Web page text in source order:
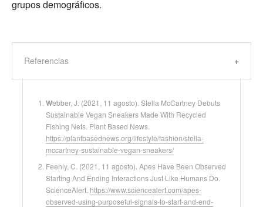
grupos demográficos.
Referencias
Webber, J. (2021, 11 agosto). Stella McCartney Debuts
Sustainable Vegan Sneakers Made With Recycled
Fishing Nets. Plant Based News.
https://plantbasednews.org/lifestyle/fashion/stella-
mccartney-sustainable-vegan-sneakers/
Feehly, C. (2021, 11 agosto). Apes Have Been Observed
Starting And Ending Interactions Just Like Humans Do.
ScienceAlert. https://www.sciencealert.com/apes-
observed-using-purposeful-signals-to-start-and-end-